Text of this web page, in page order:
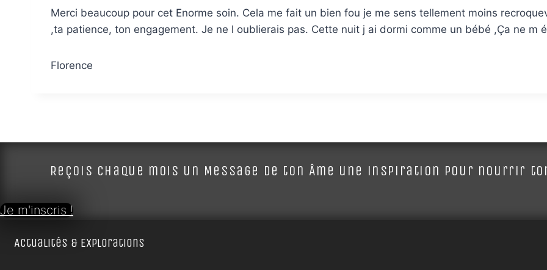
Merci beaucoup pour cet Enorme soin. Cela me fait un bien fou je me sens tellement moins
,ta patience, ton engagement. Je ne l oublierais pas. Cette nuit j ai dormi comme un bébé ,Ça ne m
Florence
Reçois chaque mois un Message de ton Âme une inspiration pour nourrir
Je m'inscris !
Actualités & Explorations